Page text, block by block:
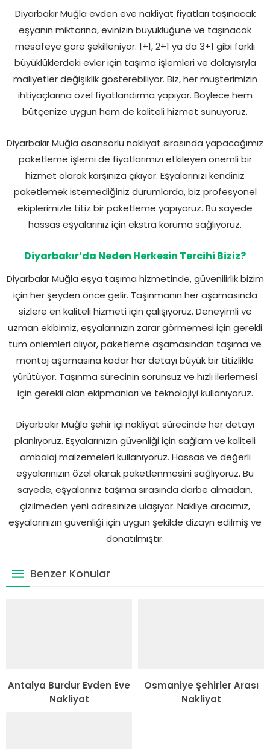
Diyarbakır Muğla evden eve nakliyat fiyatları taşınacak
eşyanın miktarına, evinizin büyüklüğüne ve taşınacak
mesafeye göre şekilleniyor. 1+1, 2+1 ya da 3+1 gibi farklı
büyüklüklerdeki evler için taşıma işlemleri ve dolayısıyla
maliyetler değişiklik gösterebiliyor. Biz, her müşterimizin
ihtiyaçlarına özel fiyatlandırma yapıyor. Böylece hem
bütçenize uygun hem de kaliteli hizmet sunuyoruz.
Diyarbakır Muğla asansörlü nakliyat sırasında yapacağımız
paketleme işlemi de fiyatlarımızı etkileyen önemli bir
hizmet olarak karşınıza çıkıyor. Eşyalarınızı kendiniz
paketlemek istemediğiniz durumlarda, biz profesyonel
ekiplerimizle titiz bir paketleme yapıyoruz. Bu sayede
hassas eşyalarınız için ekstra koruma sağlıyoruz.
Diyarbakır’da Neden Herkesin Tercihi Biziz?
Diyarbakır Muğla eşya taşıma hizmetinde, güvenilirlik bizim
için her şeyden önce gelir. Taşınmanın her aşamasında
sizlere en kaliteli hizmeti için çalışıyoruz. Deneyimli ve
uzman ekibimiz, eşyalarınızın zarar görmemesi için gerekli
tüm önlemleri alıyor, paketleme aşamasından taşıma ve
montaj aşamasına kadar her detayı büyük bir titizlikle
yürütüyor. Taşınma sürecinin sorunsuz ve hızlı ilerlemesi
için gerekli olan ekipmanları ve teknolojiyi kullanıyoruz.
Diyarbakır Muğla şehir içi nakliyat sürecinde her detayı
planlıyoruz. Eşyalarınızın güvenliği için sağlam ve kaliteli
ambalaj malzemeleri kullanıyoruz. Hassas ve değerli
eşyalarınızın özel olarak paketlenmesini sağlıyoruz. Bu
sayede, eşyalarınız taşıma sırasında darbe almadan,
çizilmeden yeni adresinize ulaşıyor. Nakliye aracımız,
eşyalarınızın güvenliği için uygun şekilde dizayn edilmiş ve
donatılmıştır.
Benzer Konular
Antalya Burdur Evden Eve
Nakliyat
Osmaniye Şehirler Arası
Nakliyat